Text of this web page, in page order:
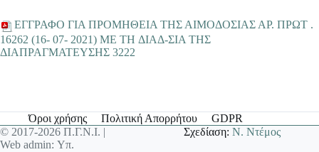
EΓΓΡΑΦΟ ΓΙΑ ΠΡΟΜΗΘΕΙΑ ΤΗΣ ΑΙΜΟΔΟΣΙΑΣ ΑΡ. ΠΡΩΤ .
16262 (16- 07- 2021) ME TH ΔΙΑΔ-ΣΙΑ ΤΗΣ
ΔΙΑΠΡΑΓΜΑΤΕΥΣΗΣ 3222
Όροι χρήσης Πολιτική Απορρήτου
GDPR
© 2017-2026 Π.Γ.Ν.Ι. |
Web admin: Υπ.
Σχεδίαση:Ν. Ντέμος